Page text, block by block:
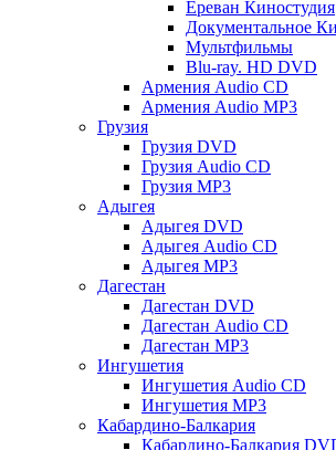
Ереван Киностудия
Документальное
Мультфильмы
Blu-ray. HD DVD
Армения Audio CD
Армения Audio MP3
Грузия
Грузия DVD
Грузия Audio CD
Грузия MP3
Адыгея
Адыгея DVD
Адыгея Audio CD
Адыгея MP3
Дагестан
Дагестан DVD
Дагестан Audio CD
Дагестан MP3
Ингушетия
Ингушетия Audio CD
Ингушетия MP3
Кабардино-Балкария
Кабардино-Балкария